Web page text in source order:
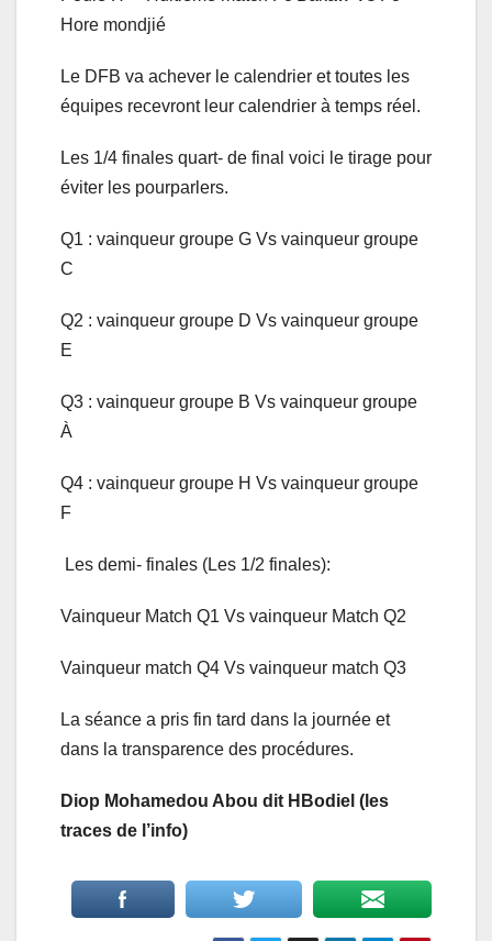
Hore mondjié
Le DFB va achever le calendrier et toutes les
équipes recevront leur calendrier à temps réel.
Les 1/4 finales quart- de final voici le tirage pour
éviter les pourparlers.
Q1 : vainqueur groupe G Vs vainqueur groupe
C
Q2 : vainqueur groupe D Vs vainqueur groupe
E
Q3 : vainqueur groupe B Vs vainqueur groupe
À
Q4 : vainqueur groupe H Vs vainqueur groupe
F
Les demi- finales (Les 1/2 finales):
Vainqueur Match Q1 Vs vainqueur Match Q2
Vainqueur match Q4 Vs vainqueur match Q3
La séance a pris fin tard dans la journée et
dans la transparence des procédures.
Diop Mohamedou Abou dit HBodiel (les
traces de l’info)